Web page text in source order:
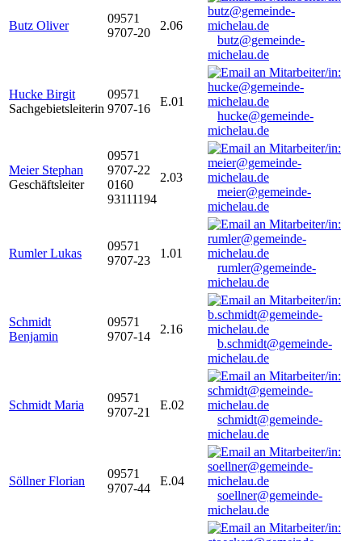
Butz Oliver
09571
9707-20
2.06
butz@gemeinde-
michelau.de
Hucke Birgit
Sachgebietsleiterin
09571
9707-16
E.01
hucke@gemeinde-
michelau.de
Meier Stephan
Geschäftsleiter
09571
9707-22
0160
93111194
2.03
meier@gemeinde-
michelau.de
Rumler Lukas
09571
9707-23
1.01
rumler@gemeinde-
michelau.de
Schmidt
Benjamin
09571
9707-14
2.16
b.schmidt@gemeinde-
michelau.de
Schmidt Maria
09571
9707-21
E.02
schmidt@gemeinde-
michelau.de
Söllner Florian
09571
9707-44
E.04
soellner@gemeinde-
michelau.de